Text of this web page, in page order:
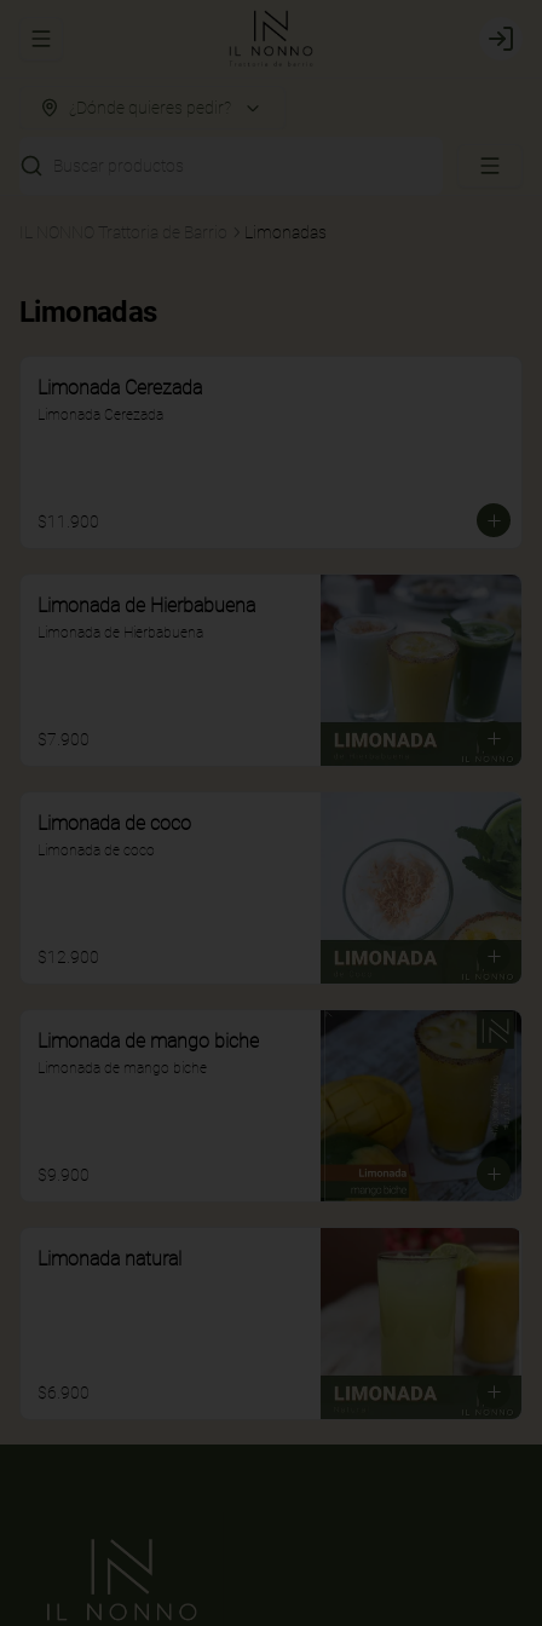
Abrir menu de navegación Login
¿Dónde quieres pedir?
Buscar productos
IL NONNO Trattoria de Barrio Limonadas
Limonadas
Limonada Cerezada
Limonada Cerezada
$11.900
Limonada de Hierbabuena
Limonada de Hierbabuena
$7.900
Limonada de coco
Limonada de coco
$12.900
Limonada de mango biche
Limonada de mango biche
$9.900
Limonada natural
$6.900